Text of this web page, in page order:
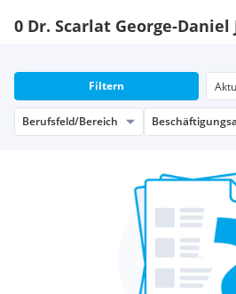
0 Dr. Scarlat George-Daniel
Filtern
Berufsfeld/Bereich